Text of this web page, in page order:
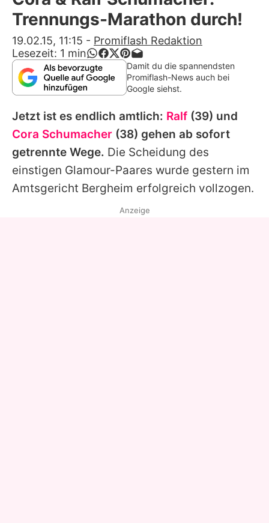
Alle Themen auf Promiflash
App runterladen
Team
Redaktionelle Richtlinien
Impressum
Datenschutzerklärung
Nutzungsbedingungen
Utiq verwalten
Trennungs-Marathon durch!
19.02.15, 11:15 - Promiflash Redaktion
Lesezeit: 1 min
Damit du die spannendsten
Promiflash-News auch bei
Google siehst.
Jetzt ist es endlich amtlich: Ralf (39) und
Cora Schumacher (38) gehen ab sofort
getrennte Wege. Die Scheidung des
einstigen Glamour-Paares wurde gestern im
Amtsgericht Bergheim erfolgreich vollzogen.
Anzeige